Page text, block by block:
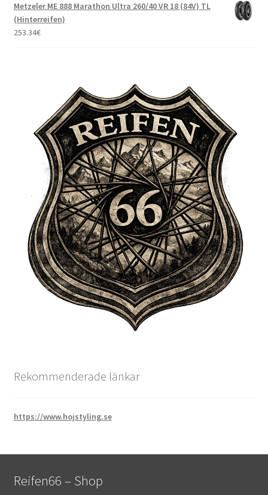
Metzeler ME 888 Marathon Ultra 260/40 VR 18 (84V) TL
(Hinterreifen)
253.34€
Rekommenderade länkar
https://www.hojstyling.se
Reifen66 – Shop